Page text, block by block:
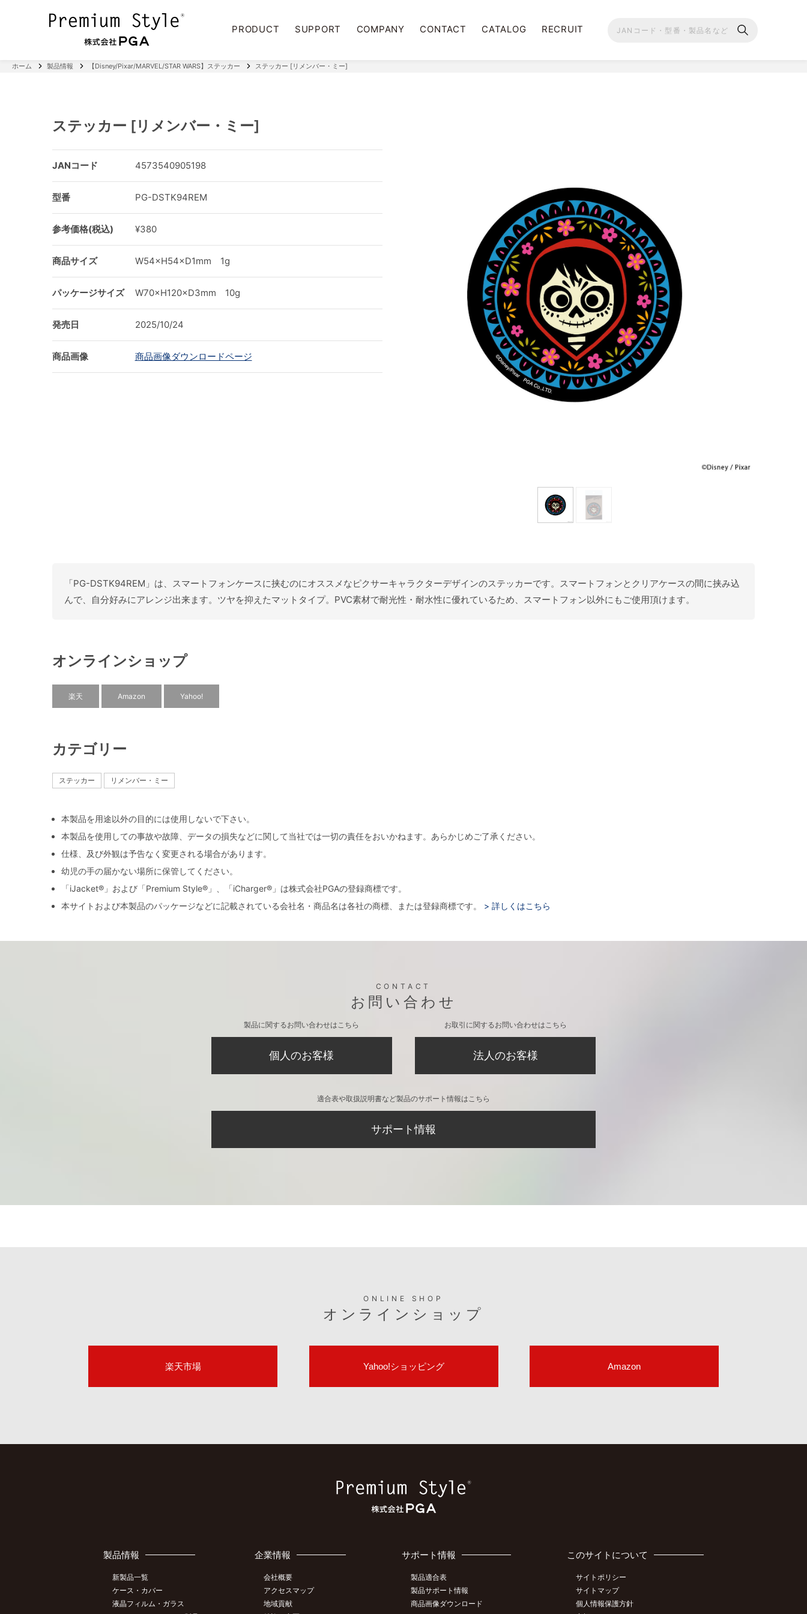
PRODUCT SUPPORT COMPANY CONTACT CATALOG RECRUIT
ホーム 製品情報 【Disney/Pixar/MARVEL/STAR WARS】ステッカー ステッカー [リメンバー・ミー]
ステッカー [リメンバー・ミー]
JANコード 4573540905198
型番 PG-DSTK94REM
参考価格(税込) ¥380
商品サイズ W54×H54×D1mm 1g
パッケージサイズ W70×H120×D3mm 10g
発売日 2025/10/24
商品画像 商品画像ダウンロードページ
「PG-DSTK94REM」は、スマートフォンケースに挟むのにオススメなピクサーキャラクターデザインのステッカーです。スマートフォンとクリアケースの間に挟み込
んで、自分好みにアレンジ出来ます。ツヤを抑えたマットタイプ。PVC素材で耐光性・耐水性に優れているため、スマートフォン以外にもご使用頂けます。
オンラインショップ
楽天 Amazon Yahoo!
カテゴリー
ステッカー リメンバー・ミー
本製品を用途以外の目的には使用しないで下さい。
本製品を使用しての事故や故障、データの損失などに関して当社では一切の責任をおいかねます。あらかじめご了承ください。
仕様、及び外観は予告なく変更される場合があります。
幼児の手の届かない場所に保管してください。
「iJacket®」および「Premium Style®」、「iCharger®」は株式会社PGAの登録商標です。
本サイトおよび本製品のパッケージなどに記載されている会社名・商品名は各社の商標、または登録商標です。
> 詳しくはこちら
CONTACT
お問い合わせ
製品に関するお問い合わせはこちら
個人のお客様
お取引に関するお問い合わせはこちら
法人のお客様
適合表や取扱説明書など製品のサポート情報はこちら
サポート情報
ONLINE SHOP
オンラインショップ
楽天市場 Yahoo!ショッピング Amazon
製品情報
新製品一覧
ケース・カバー
液晶フィルム・ガラス
企業情報
会社概要
アクセスマップ
地域貢献
サポート情報
製品適合表
製品サポート情報
商品画像ダウンロード
このサイトについて
サイトポリシー
サイトマップ
個人情報保護方針